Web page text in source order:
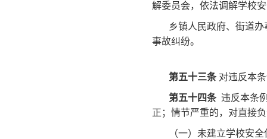
解委员会，依法调解学校
乡镇人民政府、街道
事故纠纷。
第五十三条 对违反本
第五十四条违反本条
正；情节严重的，对直接
（一）未建立学校安